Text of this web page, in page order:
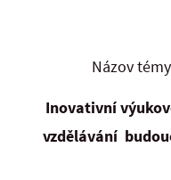
Názov
Inovativní
vzdělávání